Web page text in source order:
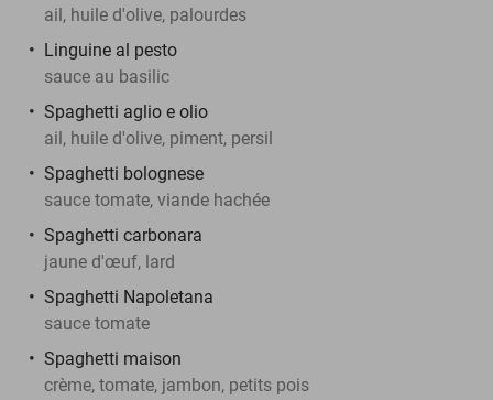
ail, huile d'olive, palourdes
Linguine al pesto
sauce au basilic
Spaghetti aglio e olio
ail, huile d'olive, piment, persil
Spaghetti bolognese
sauce tomate, viande hachée
Spaghetti carbonara
jaune d'œuf, lard
Spaghetti Napoletana
sauce tomate
Spaghetti maison
crème, tomate, jambon, petits pois